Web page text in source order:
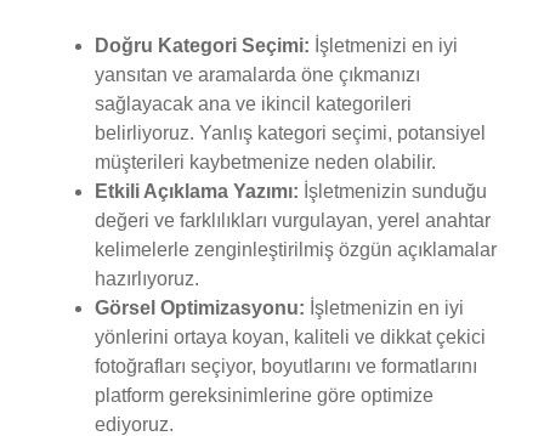
Doğru Kategori Seçimi: İşletmenizi en iyi
yansıtan ve aramalarda öne çıkmanızı
sağlayacak ana ve ikincil kategorileri
belirliyoruz. Yanlış kategori seçimi, potansiyel
müşterileri kaybetmenize neden olabilir.
Etkili Açıklama Yazımı: İşletmenizin sunduğu
değeri ve farklılıkları vurgulayan, yerel anahtar
kelimelerle zenginleştirilmiş özgün açıklamalar
hazırlıyoruz.
Görsel Optimizasyonu: İşletmenizin en iyi
yönlerini ortaya koyan, kaliteli ve dikkat çekici
fotoğrafları seçiyor, boyutlarını ve formatlarını
platform gereksinimlerine göre optimize
ediyoruz.